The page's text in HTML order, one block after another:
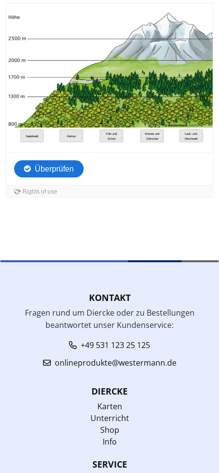
KONTAKT
Fragen rund um Diercke oder zu Bestellungen
beantwortet unser Kundenservice:
+49 531 123 25 125
onlineprodukte@westermann.de
DIERCKE
Karten
Unterricht
Shop
Info
SERVICE